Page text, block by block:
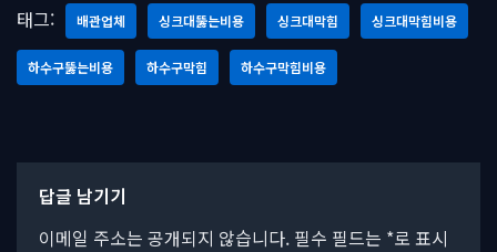
태그: 배관업체 싱크대뚫는비용 싱크대막힘 싱크대막힘비용
하수구뚫는비용 하수구막힘 하수구막힘비용
답글 남기기
이메일 주소는 공개되지 않습니다. 필수 필드는 *로 표시